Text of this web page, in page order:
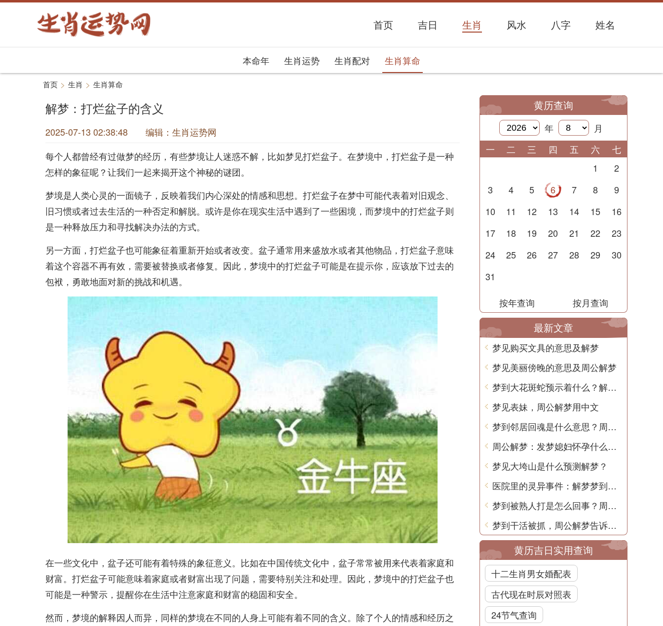
首页 吉日 生肖 风水 八字 姓名
本命年 生肖运势 生肖配对 生肖算命
首页 > 生肖 > 生肖算命
解梦：打烂盆子的含义
2025-07-13 02:38:48 编辑：生肖运势网
每个人都曾经有过做梦的经历，有些梦境让人迷惑不解，比如梦见打烂盆子。在梦境中，打烂盆子是一种
怎样的象征呢？让我们一起来揭开这个神秘的谜团。
梦境是人类心灵的一面镜子，反映着我们内心深处的情感和思想。打烂盆子在梦中可能代表着对旧观念、
旧习惯或者过去生活的一种否定和解脱。或许是你在现实生活中遇到了一些困境，而梦境中的打烂盆子则
是一种释放压力和寻找解决办法的方式。
另一方面，打烂盆子也可能象征着重新开始或者改变。盆子通常用来盛放水或者其他物品，打烂盆子意味
着这个容器不再有效，需要被替换或者修复。因此，梦境中的打烂盆子可能是在提示你，应该放下过去的
包袱，勇敢地面对新的挑战和机遇。
在一些文化中，盆子还可能有着特殊的象征意义。比如在中国传统文化中，盆子常常被用来代表着家庭和
财富。打烂盆子可能意味着家庭或者财富出现了问题，需要特别关注和处理。因此，梦境中的打烂盆子也
可能是一种警示，提醒你在生活中注意家庭和财富的稳固和安全。
然而，梦境的解释因人而异，同样的梦境在不同的人身上可能有着不同的含义。除了个人的情感和经历之
黄历查询
年
月
一
二 三 四 五 六
七
1
2
3
4 5 6 7 8
9
10
11 12 13 14 15
16
17
18 19 20 21 22
23
24
25 26 27 28 29
30
31
按年查询 按月查询
最新文章
梦见购买文具的意思及解梦
梦见美丽傍晚的意思及周公解梦
梦到大花斑蛇预示着什么？解梦用中文写一篇文章
梦见表妹，周公解梦用中文
梦到邻居回魂是什么意思？周公解梦告诉你！
周公解梦：发梦媳妇怀孕什么意思
梦见大垮山是什么预测解梦？
医院里的灵异事件：解梦梦到医院闹鬼了怎么回事？
梦到被熟人打是怎么回事？周公解梦告诉你真相
梦到干活被抓，周公解梦告诉你的含义
黄历吉日实用查询
十二生肖男女婚配表
古代现在时辰对照表
24节气查询